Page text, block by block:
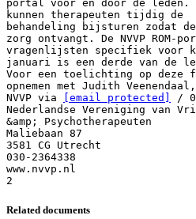
portal voor en door de leden.
kunnen therapeuten tijdig de
behandeling bijsturen zodat
zorg ontvangt. De NVVP
vragenlijsten specifiek voor
januari is een derde van de
Voor een toelichting op deze
opnemen met Judith
NVVP via
[email protected]
/
Nederlandse Vereniging van
&amp; Psychotherapeuten
Maliebaan 87
3581 CG Utrecht
030-2364338
www.nvvp.nl
Related documents